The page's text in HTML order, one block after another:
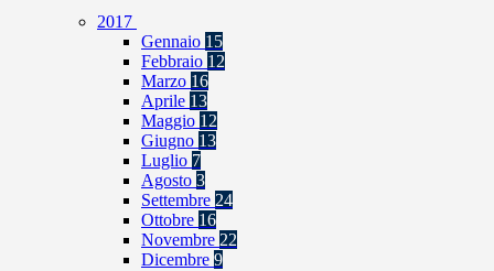
2017
Gennaio 15
Febbraio 12
Marzo 16
Aprile 13
Maggio 12
Giugno 13
Luglio 7
Agosto 3
Settembre 24
Ottobre 16
Novembre 22
Dicembre 9